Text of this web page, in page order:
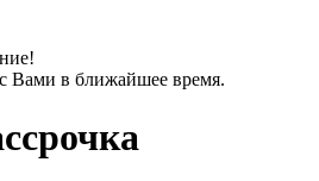
Вами в ближайшее время.